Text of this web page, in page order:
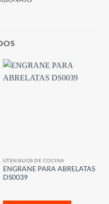
UTENSILIOS DE COCINA
ENGRANE PARA ABRELATAS
DS0039